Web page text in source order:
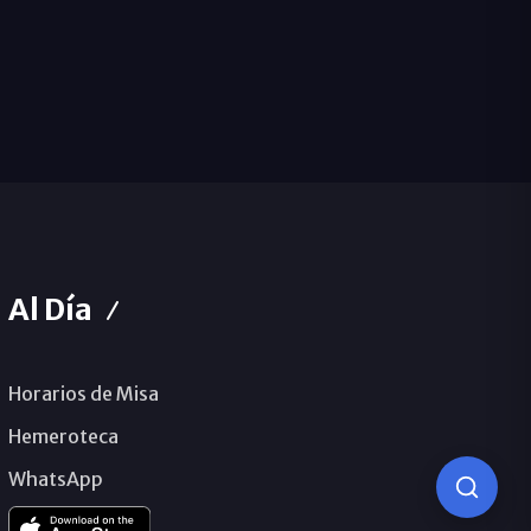
Al Día
Horarios de Misa
Hemeroteca
WhatsApp